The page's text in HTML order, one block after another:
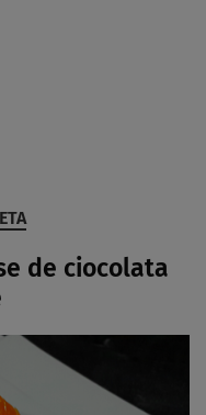
de ciocolata